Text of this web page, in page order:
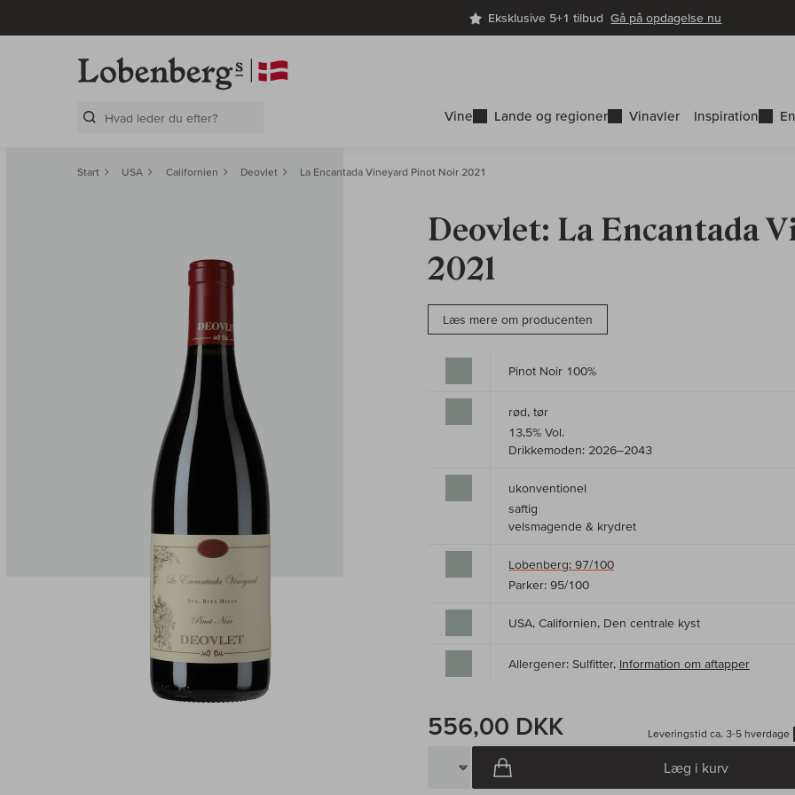
Eksklusive 5+1 tilbudGå på opdagelse nu
Vine Lande og regioner Vinavler Inspiration
Start USA Californien Deovlet La Encantada Vineyard Pinot Noir 2021
Deovlet: La Encantada
2021
Læs mere om producenten
Pinot Noir 100%
rød, tør
13,5% Vol.
Drikkemoden: 2026–2043
ukonventionel
saftig
velsmagende & krydret
Lobenberg: 97/100
Parker: 95/100
USA, Californien, Den centrale kyst
Allergener: Sulfitter, Information om aftapper
556,00 DKK Leveringstid ca. 3-5 hverdage
Læg i kurv